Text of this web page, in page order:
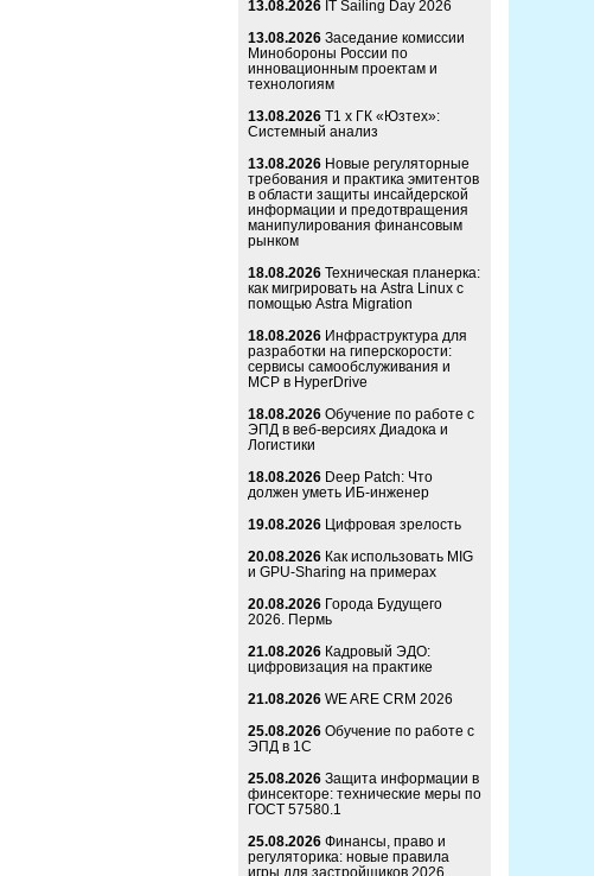
13.08.2026 IT Sailing Day 2026
13.08.2026 Заседание комиссии
Минобороны России по
инновационным проектам и
технологиям
13.08.2026 Т1 x ГК «Юзтех»:
Системный анализ
13.08.2026 Новые регуляторные
требования и практика эмитентов
в области защиты инсайдерской
информации и предотвращения
манипулирования финансовым
рынком
18.08.2026 Техническая планерка:
как мигрировать на Astra Linux с
помощью Astra Migration
18.08.2026 Инфраструктура для
разработки на гиперскорости:
сервисы самообслуживания и
MCP в HyperDrive
18.08.2026 Обучение по работе с
ЭПД в веб-версиях Диадока и
Логистики
18.08.2026 Deep Patch: Что
должен уметь ИБ-инженер
19.08.2026 Цифровая зрелость
20.08.2026 Как использовать MIG
и GPU-Sharing на примерах
20.08.2026 Города Будущего
2026. Пермь
21.08.2026 Кадровый ЭДО:
цифровизация на практике
21.08.2026 WE ARE CRM 2026
25.08.2026 Обучение по работе с
ЭПД в 1С
25.08.2026 Защита информации в
финсекторе: технические меры по
ГОСТ 57580.1
25.08.2026 Финансы, право и
регуляторика: новые правила